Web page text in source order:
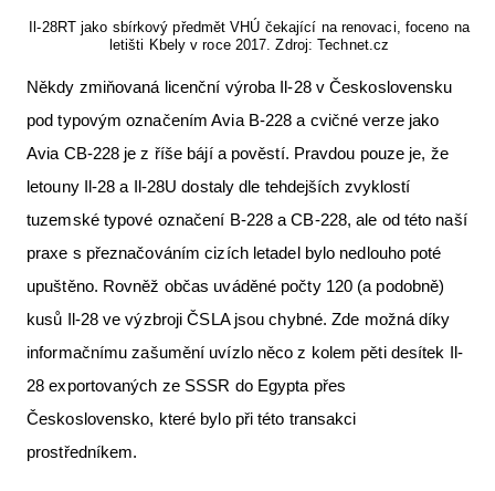
Il-28RT jako sbírkový předmět VHÚ čekající na renovaci, foceno na
letišti Kbely v roce 2017. Zdroj: Technet.cz
Někdy zmiňovaná licenční výroba Il-28 v Československu
pod typovým označením Avia B-228 a cvičné verze jako
Avia CB-228 je z říše bájí a pověstí. Pravdou pouze je, že
letouny Il-28 a Il-28U dostaly dle tehdejších zvyklostí
tuzemské typové označení B-228 a CB-228, ale od této naší
praxe s přeznačováním cizích letadel bylo nedlouho poté
upuštěno. Rovněž občas uváděné počty 120 (a podobně)
kusů Il-28 ve výzbroji ČSLA jsou chybné. Zde možná díky
informačnímu zašumění uvízlo něco z kolem pěti desítek Il-
28 exportovaných ze SSSR do Egypta přes
Československo, které bylo při této transakci
prostředníkem.